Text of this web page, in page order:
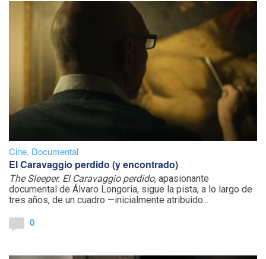
Cine, Documental
El Caravaggio perdido (y encontrado)
The Sleeper. El Caravaggio perdido, apasionante
documental de Álvaro Longoria, sigue la pista, a lo largo de
tres años, de un cuadro —inicialmente atribuido...
0